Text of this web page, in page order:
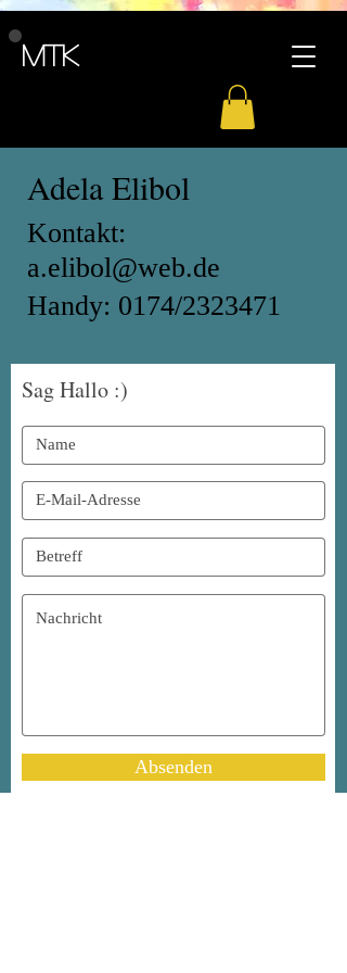
MTK
Adela Elibol
Kontakt:
a.elibol@web.de
Handy: 0174/2323471
Sag Hallo :)
Absenden